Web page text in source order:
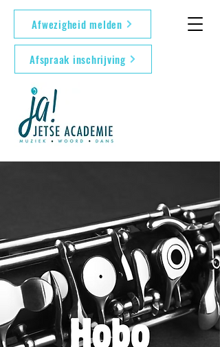
Afwezigheid melden
Afspraak inschrijving